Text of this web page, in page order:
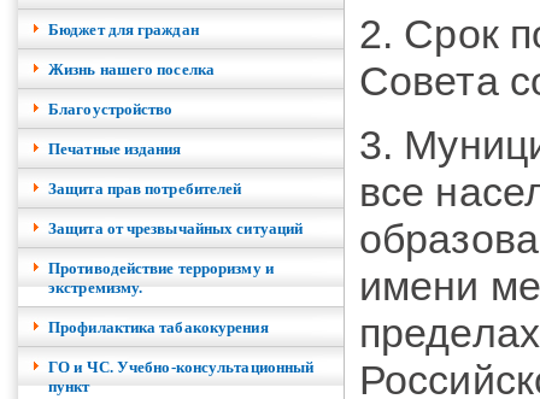
Бюджет для граждан
Жизнь нашего поселка
Благоустройство
Печатные издания
Защита прав потребителей
Защита от чрезвычайных ситуаций
Противодействие терроризму и
экстремизму.
Профилактика табакокурения
ГО и ЧС. Учебно-консультационный
пункт
2. Срок
Совета
3.
все
имени